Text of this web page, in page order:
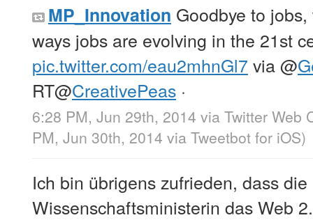
MP_Innovation Goodbye to
ways jobs are evolving in the 21st
pic.twitter.com/eau2mhnGl7 via@
RT@CreativePeas ·
6:28 PM, Jun 29th, 2014 via Twitter Web
PM, Jun 30th, 2014 via Tweetbot for iΟS)
Ich bin übrigens zufrieden, dass
Wissenschaftsministerin das Web